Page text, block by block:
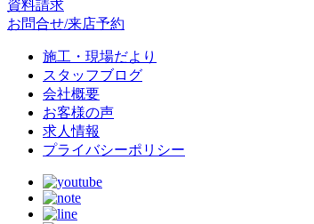
資料請求
お問合せ/来店予約
施工・現場だより
スタッフブログ
会社概要
お客様の声
求人情報
プライバシーポリシー